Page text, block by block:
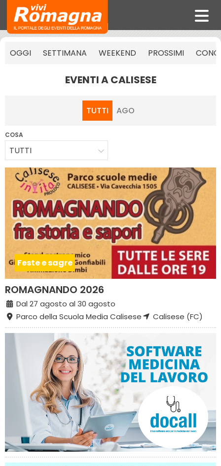
OGGI SETTIMANA WEEKEND PROSSIMI
EVENTI A CALISESE
TUTTI AGO
COSA
TUTTI
Feste e sagre
ROMAGNANDO 2026
Dal 27 agosto al 30 agosto
Parco della Scuola Media Calisese
Calisese (FC)